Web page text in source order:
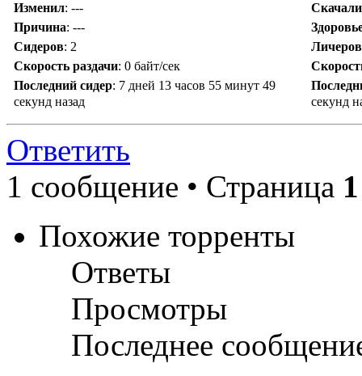
Изменил: ---
Скачали
Причина: ---
Сидеров: 2
Личеров
Скорость раздачи: 0 байт/сек
Последний сидер: 7 дней 13 часов 55 минут 49
секунд назад
секунд
Ответить
1 сообщение • Страница 1
Похожие торренты
Ответы
Просмотры
Последнее